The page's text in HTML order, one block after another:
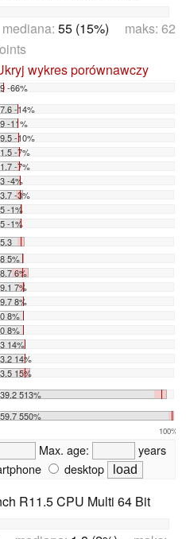
55 (15%) maks: 62
wykres porównawczy
-66%
-14%
-11%
-10%
-7%
-7%
-4%
-3%
-1%
-1%
5%
6%
7%
8%
8%
8%
14%
14%
15%
513%
550%
100%
Max. age:
years
desktop
R11.5 CPU Multi 64 Bit